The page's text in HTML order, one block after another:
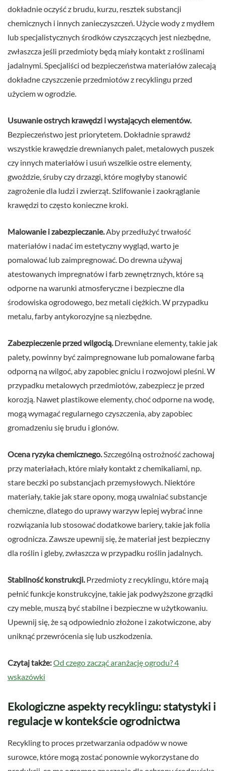
dokładnie oczyść z brudu, kurzu, resztek substancji
chemicznych i innych zanieczyszczeń. Użycie wody z mydłem
lub specjalistycznych środków czyszczących jest niezbędne,
zwłaszcza jeśli przedmioty będą miały kontakt z roślinami
jadalnymi. Specjaliści od bezpieczeństwa materiałów zalecają
dokładne czyszczenie przedmiotów z recyklingu przed
użyciem w ogrodzie.
Usuwanie ostrych krawędzi i wystających elementów.
Bezpieczeństwo jest priorytetem. Dokładnie sprawdź
wszystkie krawędzie drewnianych palet, metalowych puszek
czy innych materiałów i usuń wszelkie ostre elementy,
gwoździe, śruby czy drzazgi, które mogłyby stanowić
zagrożenie dla ludzi i zwierząt. Szlifowanie i zaokrąglanie
krawędzi to często konieczne kroki.
Malowanie i zabezpieczanie. Aby przedłużyć trwałość
materiałów i nadać im estetyczny wygląd, warto je
pomalować lub zaimpregnować. Do drewna używaj
atestowanych impregnatów i farb zewnętrznych, które są
odporne na warunki atmosferyczne i bezpieczne dla
środowiska ogrodowego, bez metali ciężkich. W przypadku
metalu, farby antykorozyjne są niezbędne.
Zabezpieczenie przed wilgocią. Drewniane elementy, takie jak
palety, powinny być zaimpregnowane lub pomalowane farbą
odporną na wilgoć, aby zapobiec gniciu i rozwojowi pleśni. W
przypadku metalowych przedmiotów, zabezpiecz je przed
korozją. Nawet plastikowe elementy, choć odporne na wodę,
mogą wymagać regularnego czyszczenia, aby zapobiec
gromadzeniu się brudu i glonów.
Ocena ryzyka chemicznego. Szczególną ostrożność zachowaj
przy materiałach, które miały kontakt z chemikaliami, np.
stare beczki po substancjach przemysłowych. Niektóre
materiały, takie jak stare opony, mogą uwalniać substancje
chemiczne, dlatego do uprawy warzyw lepiej wybrać inne
rozwiązania lub stosować dodatkowe bariery, takie jak folia
ogrodnicza. Zawsze upewnij się, że materiał jest bezpieczny
dla roślin i gleby, zwłaszcza w przypadku roślin jadalnych.
Stabilność konstrukcji. Przedmioty z recyklingu, które mają
pełnić funkcje konstrukcyjne, takie jak podwyższone grządki
czy meble, muszą być stabilne i bezpieczne w użytkowaniu.
Upewnij się, że są odpowiednio złożone i zakotwiczone, aby
uniknąć przewrócenia się lub uszkodzenia.
Czytaj także:Od czego zacząć aranżację ogrodu? 4
wskazówki
Ekologiczne aspekty recyklingu: statystyki i
regulacje w kontekście ogrodnictwa
Recykling to proces przetwarzania odpadów w nowe
surowce, które mogą zostać ponownie wykorzystane do